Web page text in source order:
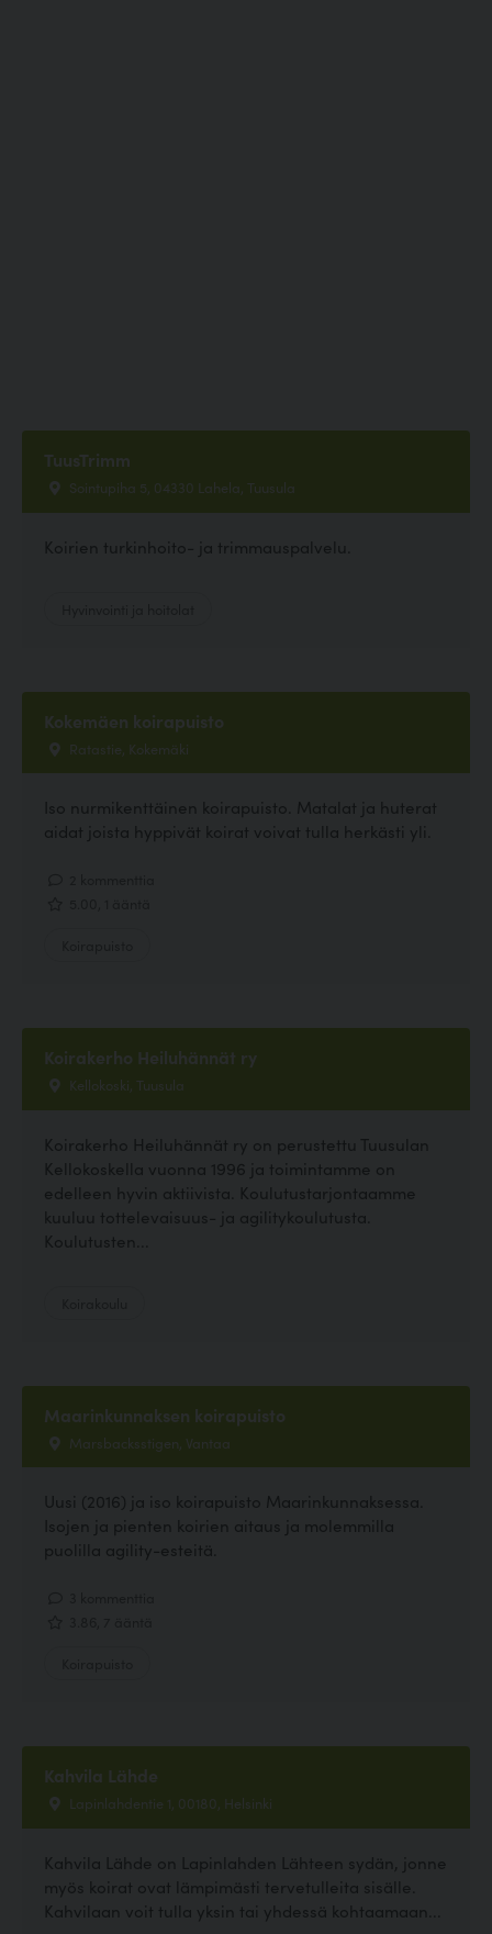
TuusTrimm
Sointupiha 5, 04330 Lahela, Tuusula
Koirien turkinhoito- ja trimmauspalvelu.
Kokemäen koirapuisto
Ratastie, Kokemäki
Iso nurmikenttäinen koirapuisto. Matalat ja huterat
aidat joista hyppivät koirat voivat tulla herkästi yli.
Koirakerho Heiluhännät ry
Kellokoski, Tuusula
Koirakerho Heiluhännät ry on perustettu Tuusulan
Kellokoskella vuonna 1996 ja toimintamme on
edelleen hyvin aktiivista. Koulutustarjontaamme
kuuluu tottelevaisuus- ja agilitykoulutusta.
Koulutusten...
Maarinkunnaksen koirapuisto
Marsbacksstigen, Vantaa
Uusi (2016) ja iso koirapuisto Maarinkunnaksessa.
Isojen ja pienten koirien aitaus ja molemmilla
puolilla agility-esteitä.
Kahvila Lähde
Lapinlahdentie 1, 00180, Helsinki
Kahvila Lähde on Lapinlahden Lähteen sydän, jonne
myös koirat ovat lämpimästi tervetulleita sisälle.
Kahvilaan voit tulla yksin tai yhdessä kohtaamaan...